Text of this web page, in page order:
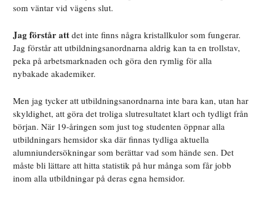
som väntar vid vägens slut.
Jag förstår att det inte finns några kristallkulor som fungerar.
Jag förstår att utbildningsanordnarna aldrig kan ta en trollstav,
peka på arbetsmarknaden och göra den rymlig för alla
nybakade akademiker.
Men jag tycker att utbildningsanordnarna inte bara kan, utan har
skyldighet, att göra det troliga slutresultatet klart och tydligt från
början. När 19-åringen som just tog studenten öppnar alla
utbildningars hemsidor ska där finnas tydliga aktuella
alumniundersökningar som berättar vad som hände sen. Det
måste bli lättare att hitta statistik på hur många som får jobb
inom alla utbildningar på deras egna hemsidor.